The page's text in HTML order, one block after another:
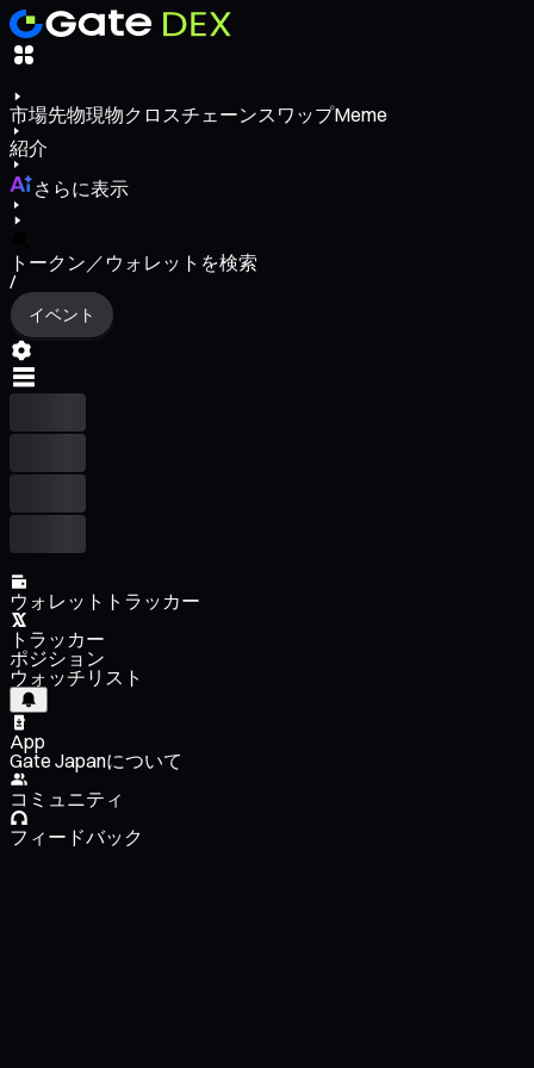
市場先物現物クロスチェーンスワップMeme
紹介
さらに表示
トークン／ウォレットを検索
/
イベント
ウォレットトラッカー
トラッカー
ポジション
ウォッチリスト
App
Gate Japanについて
コミュニティ
フィードバック